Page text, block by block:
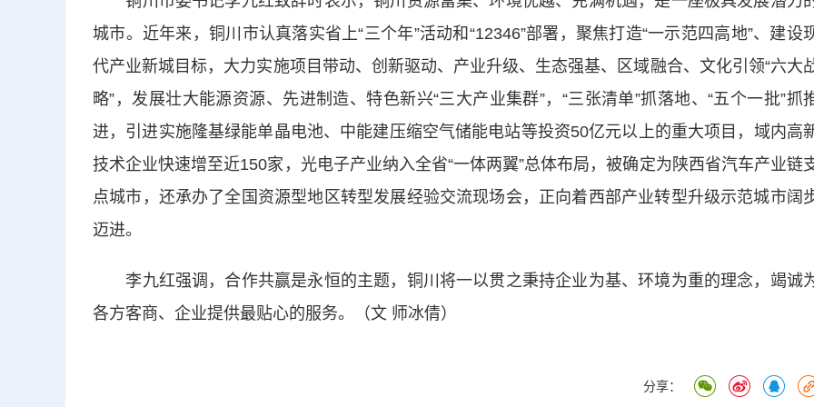
城市。近年来，铜川市认真落实省上“三个年”活动和“12346”部署，聚焦打造“一示范四高地”、建设
代产业新城目标，大力实施项目带动、创新驱动、产业升级、生态强基、区域融合、文化引领“六大
略”，发展壮大能源资源、先进制造、特色新兴“三大产业集群”，“三张清单”抓落地、“五个一批”抓
进，引进实施隆基绿能单晶电池、中能建压缩空气储能电站等投资50亿元以上的重大项目，域内高
技术企业快速增至近150家，光电子产业纳入全省“一体两翼”总体布局，被确定为陕西省汽车产业链
点城市，还承办了全国资源型地区转型发展经验交流现场会，正向着西部产业转型升级示范城市阔
迈进。
李九红强调，合作共赢是永恒的主题，铜川将一以贯之秉持企业为基、环境为重的理念，竭诚
各方客商、企业提供最贴心的服务。（文 师冰倩）
分享：